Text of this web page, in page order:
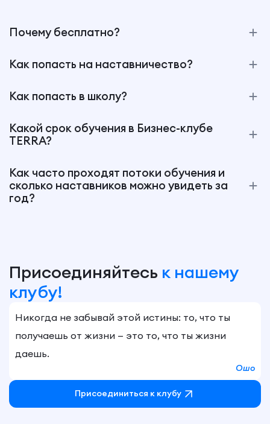
Почему бесплатно?
Как попасть на наставничество?
Как попасть в школу?
Какой срок обучения в Бизнес-клубе
TERRA?
Как часто проходят потоки обучения и
сколько наставников можно увидеть за
год?
Присоединяйтесь к нашему
клубу!
Никогда не забывай этой истины: то, что ты
получаешь от жизни — это то, что ты жизни
даешь.
Ошо
Присоединиться к клубу